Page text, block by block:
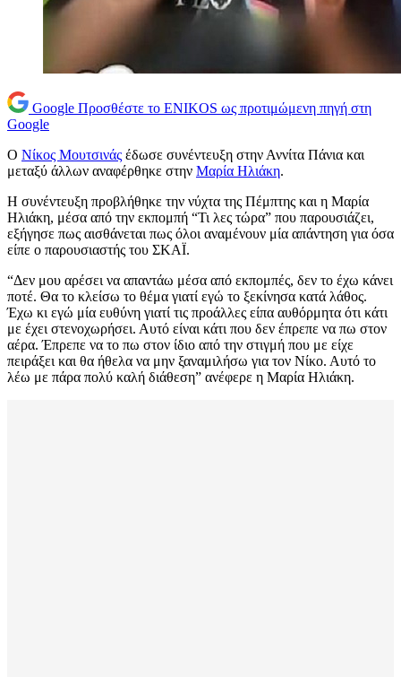
Google Προσθέστε το ENIKOS ως προτιμώμενη πηγή στη
Google
Ο Νίκος Μουτσινάς έδωσε συνέντευξη στην Αννίτα Πάνια και
μεταξύ άλλων αναφέρθηκε στην Μαρία Ηλιάκη.
Η συνέντευξη προβλήθηκε την νύχτα της Πέμπτης και η Μαρία
Ηλιάκη, μέσα από την εκπομπή “Τι λες τώρα” που παρουσιάζει,
εξήγησε πως αισθάνεται πως όλοι αναμένουν μία απάντηση για όσα
είπε ο παρουσιαστής του ΣΚΑΪ.
“Δεν μου αρέσει να απαντάω μέσα από εκπομπές, δεν το έχω κάνει
ποτέ. Θα το κλείσω το θέμα γιατί εγώ το ξεκίνησα κατά λάθος.
Έχω κι εγώ μία ευθύνη γιατί τις προάλλες είπα αυθόρμητα ότι κάτι
με έχει στενοχωρήσει. Αυτό είναι κάτι που δεν έπρεπε να πω στον
αέρα. Έπρεπε να το πω στον ίδιο από την στιγμή που με είχε
πειράξει και θα ήθελα να μην ξαναμιλήσω για τον Νίκο. Αυτό το
λέω με πάρα πολύ καλή διάθεση” ανέφερε η Μαρία Ηλιάκη.